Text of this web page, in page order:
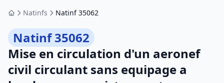
AccueilNatinfs Natinf 35062
Natinf 35062
Mise en circulation d'un aeronef
civil circulant sans equipage a